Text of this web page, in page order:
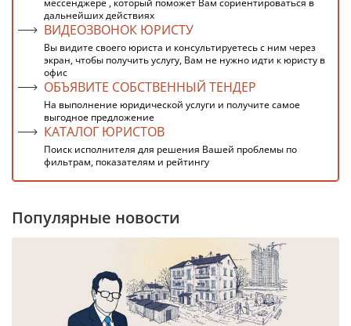
мессенджере , который поможет Вам сориентироваться в
дальнейших действиях
ВИДЕОЗВОНОК ЮРИСТУ
Вы видите своего юриста и консультируетесь с ним через
экран, чтобы получить услугу, Вам не нужно идти к юристу в
офис
ОБЪЯВИТЕ СОБСТВЕННЫЙ ТЕНДЕР
На выполнение юридической услуги и получите самое
выгодное предложение
КАТАЛОГ ЮРИСТОВ
Поиск исполнителя для решения Вашей проблемы по
фильтрам, показателям и рейтингу
Популярные новости